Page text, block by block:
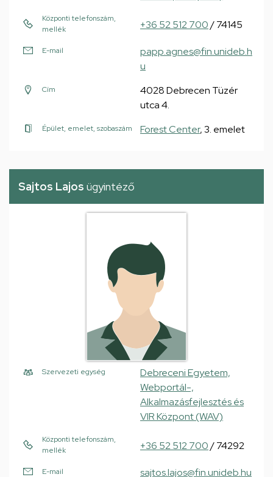
Központi telefonszám,
mellék
+36 52 512 700/ 74145
E-mail
papp.agnes@fin.unideb.h
u
Cím
4028 Debrecen Tüzér
utca 4.
Épület, emelet, szobaszám Forest Center, 3. emelet
Sajtos Lajos ügyintéző
Szervezeti egység
Debreceni Egyetem,
Webportál-,
Alkalmazásfejlesztés és
VIR Központ (WAV)
Központi telefonszám,
mellék
+36 52 512 700/ 74292
E-mail sajtos.lajos@fin.unideb.hu